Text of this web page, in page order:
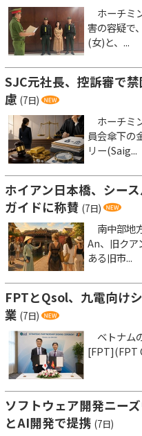
ホーチミ
害の容疑で
(女)と、...
SJC元社長、控訴審で
慮 (7日)
ホーチミ
員会傘下の
リー(Saig...
ホイアン日本橋、シー
ガイドに称賛 (7日)
南中部地
An、旧クア
ある旧市...
FPTとQsol、九電向け
業 (7日)
ベトナム
[FPT](FPT
ソフトウェア開発ニー
とAI開発で提携 (7日)